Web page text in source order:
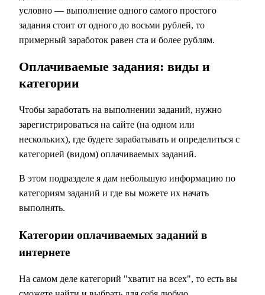
условно — выполнение одного самого простого
задания стоит от одного до восьми рублей, то
примерный заработок равен ста и более рублям.
Оплачиваемые задания: виды и
категории
Чтобы заработать на выполнении заданий, нужно
зарегистрироваться на сайте (на одном или
нескольких), где будете зарабатывать и определиться с
категорией (видом) оплачиваемых заданий.
В этом подразделе я дам небольшую информацию по
категориям заданий и где вы можете их начать
выполнять.
Категории оплачиваемых заданий в
интернете
На самом деле категорий "хватит на всех", то есть вы